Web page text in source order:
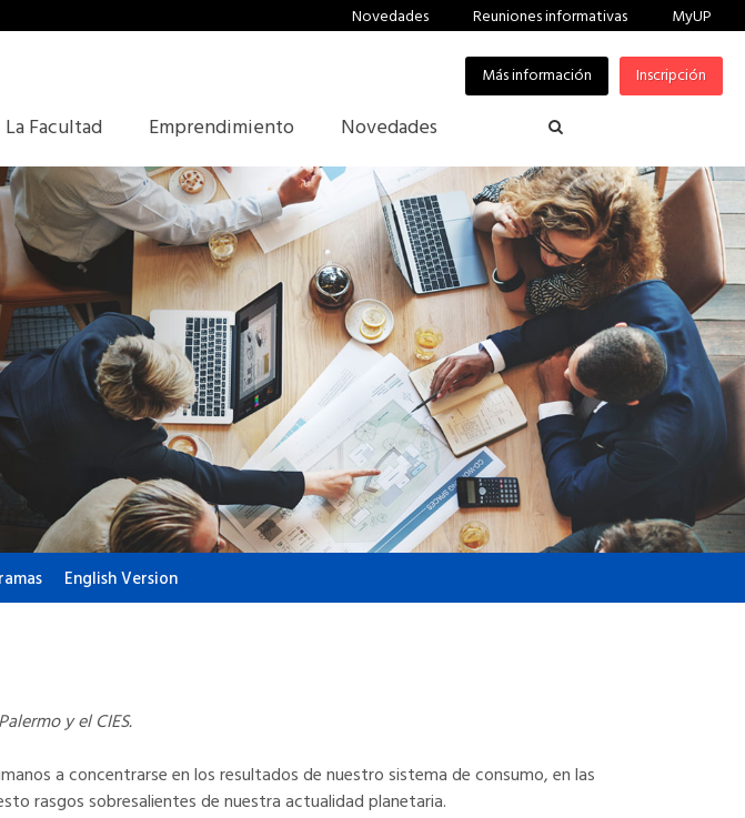
Novedades Reuniones informativas MyUP
Inscripción
Más información
La Facultad Emprendimiento Novedades
English Version
y el CIES.
a concentrarse en los resultados de nuestro sistema de consumo, en las
rasgos sobresalientes de nuestra actualidad planetaria.